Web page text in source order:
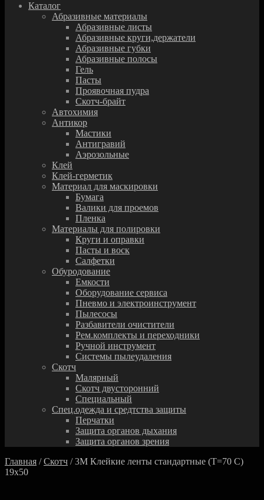
Каталог
Абразивные материалы
Абразивные листы
Абразивные круги,держатели
Абразивные губки
Абразивные полосы
Гель
Пасты
Проявочная пудра
Скотч-брайт
Автохимия
Антикор
Мастики
Антигравий
Аэрозольные
Клей
Клей-герметик
Материал для маскировки
Бумага
Валики для проемов
Пленка
Материалы для полировки
Круги и оправки
Пасты и воск
Салфетки
Обуродование
Емкости
Оборудование сервиса
Пневмо и электроинструмент
Пылесосы
Разбавители очистители
Рем.комплекты и переходники
Ручной инструмент
Системы пылеудаления
Скотч
Малярный
Скотч двусторонний
Специальный
Спец.одежда и средтства защиты
Перчатки
Защита органов дыхания
Защита органов зрения
Главная /Скотч / 3М Клейкие ленты стандартные (T=70 C)
19х50